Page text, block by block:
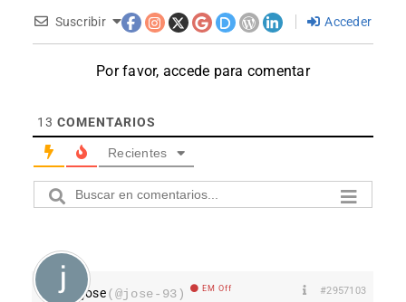
Suscribir Acceder
Por favor, accede para comentar
13 COMENTARIOS
Recientes
jose(@jose-93) EM Off #2957103